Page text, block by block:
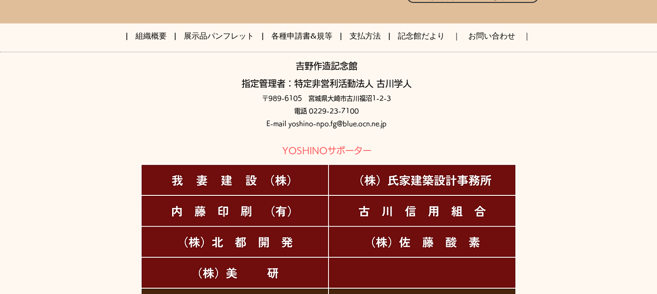
| 組織概要 | 展示品パンフレット | 各種申請書&規等 | 支払方法 | ​ 記念館だより ｜ お問い合わせ ｜
​吉野作造記念館
指定管理者：特定非営利活動法人 古川学人
〒989-6105 宮城県大崎市古川福沼1-2-3
電話 0229-23-7100
E-mail yoshino-npo.fg@blue.ocn.ne.jp
YOSHINOサポーター